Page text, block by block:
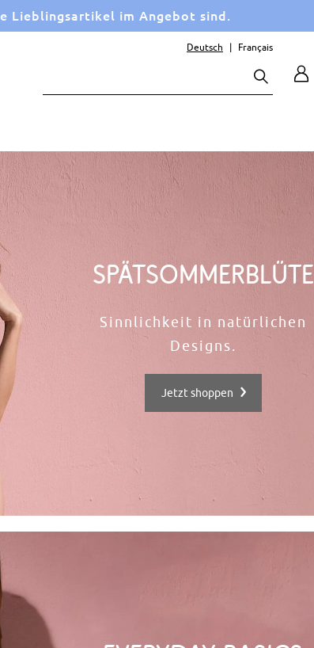
Lieblingsartikel im Angebot sind.
Deutsch Français
Spätsommerblüte
Sinnlichkeit in natürlichen
Designs.​
Jetzt shoppen